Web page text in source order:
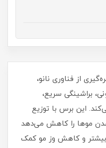
از فناوری نانو،
براشینگی سریع،
این برس با توزیع
موها را کاهش می‌دهد
و کاهش وز مو کمک